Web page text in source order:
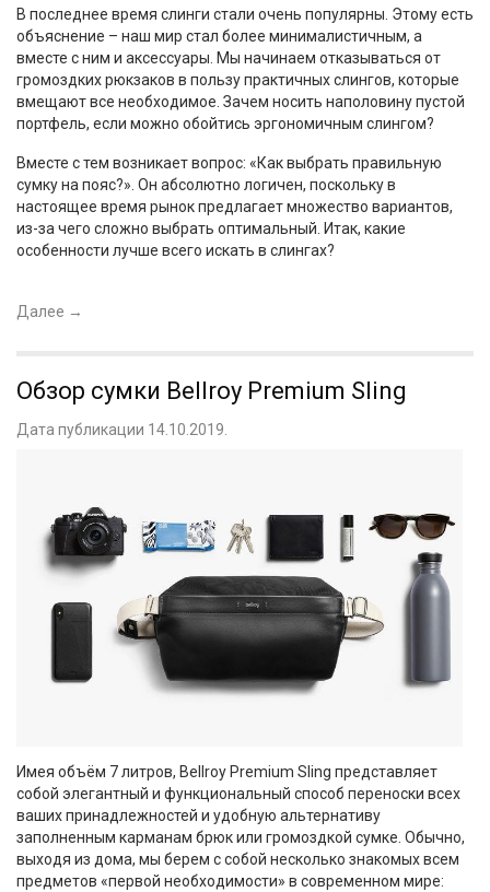
В последнее время слинги стали очень популярны. Этому есть
объяснение – наш мир стал более минималистичным, а
вместе с ним и аксессуары. Мы начинаем отказываться от
громоздких рюкзаков в пользу практичных слингов, которые
вмещают все необходимое. Зачем носить наполовину пустой
портфель, если можно обойтись эргономичным слингом?
Вместе с тем возникает вопрос: «Как выбрать правильную
сумку на пояс?». Он абсолютно логичен, поскольку в
настоящее время рынок предлагает множество вариантов,
из-за чего сложно выбрать оптимальный. Итак, какие
особенности лучше всего искать в слингах?
Далее →
Обзор сумки Bellroy Premium Sling
Дата публикации 14.10.2019.
Имея объём 7 литров, Bellroy Premium Sling представляет
собой элегантный и функциональный способ переноски всех
ваших принадлежностей и удобную альтернативу
заполненным карманам брюк или громоздкой сумке. Обычно,
выходя из дома, мы берем с собой несколько знакомых всем
предметов «первой необходимости» в современном мире: